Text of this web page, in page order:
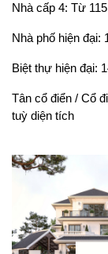
Nhà cấp 4: Từ
Nhà phố hiện đại:
Biệt thự hiện đại:
Tân cổ điển / Cổ
tuỳ diện tích